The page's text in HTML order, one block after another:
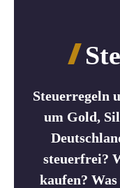
Steuerregeln
um Gold,
steuerfrei?
kaufen?